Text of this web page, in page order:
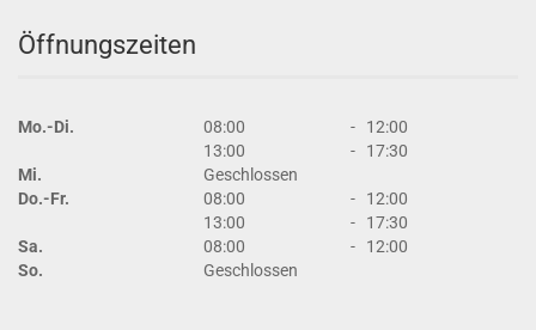
Öffnungszeiten
Mo.-Di. 08:00 -
12:00
13:00
-
17:30
Mi.
Geschlossen
Do.-Fr.
08:00 -
12:00
13:00
-
17:30
Sa.
08:00 -
12:00
So.
Geschlossen